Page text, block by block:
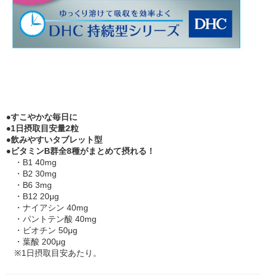
●すこやかな毎日に
●1日摂取目安量2粒
●飲みやすいタブレット型
●ビタミンB群全8種がまとめて摂れる！
・B1 40mg
・B2 30mg
・B6 3mg
・B12 20μg
・ナイアシン 40mg
・パントテン酸 40mg
・ビオチン 50μg
・葉酸 200μg
※1日摂取目安あたり。